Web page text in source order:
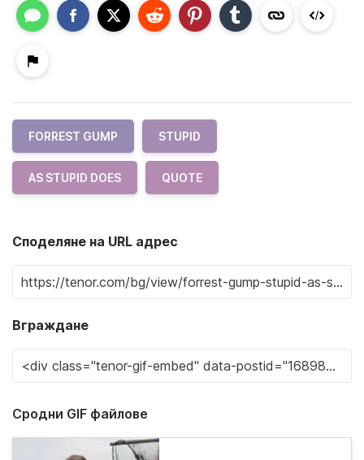
FORREST GUMP STUPID
AS STUPID DOES QUOTE
Споделяне на URL адрес
Вграждане
Сродни GIF файлове